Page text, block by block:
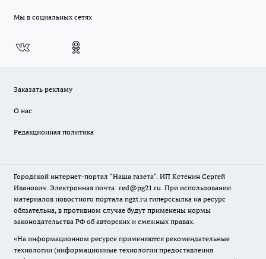
Мы в социальных сетях
Заказать рекламу
О нас
Редакционная политика
Городской интернет-портал "Наша газета". ИП Кстенин Сергей
Иванович. Электронная почта: red@pg21.ru. При использовании
материалов новостного портала ngzt.ru гиперссылка на ресурс
обязательна, в противном случае будут применены нормы
законодательства РФ об авторских и смежных правах.
«На информационном ресурсе применяются рекомендательные
технологии (информационные технологии предоставления